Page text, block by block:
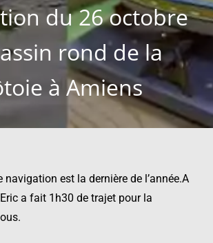
du 26 octobre
rond de la
à Amiens
navigation est la dernière de l’année.A
a fait 1h30 de trajet pour la